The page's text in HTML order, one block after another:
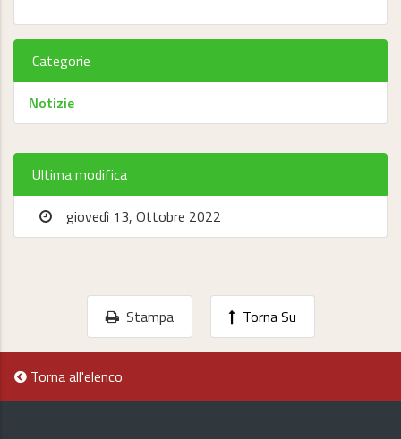
Categorie
Notizie
Ultima modifica
giovedì 13, Ottobre 2022
Stampa Torna Su
Torna all'elenco